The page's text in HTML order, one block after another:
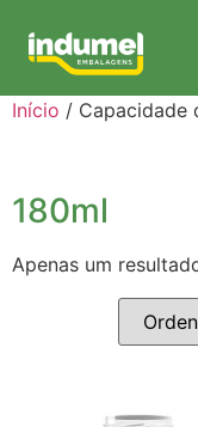
Início / Capacidade
180ml
Apenas um